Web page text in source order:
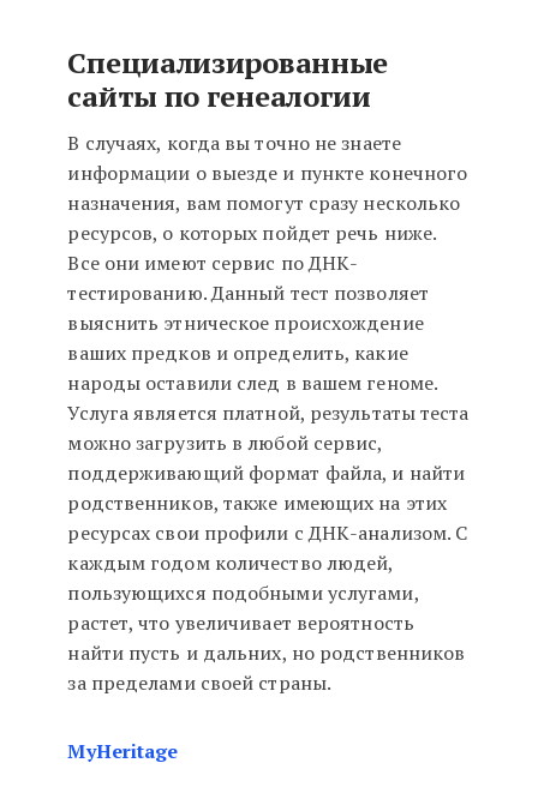
Специализированные
сайты по генеалогии
В случаях, когда вы точно не знаете
информации о выезде и пункте конечного
назначения, вам помогут сразу несколько
ресурсов, о которых пойдет речь ниже.
Все они имеют сервис по ДНК-
тестированию. Данный тест позволяет
выяснить этническое происхождение
ваших предков и определить, какие
народы оставили след в вашем геноме.
Услуга является платной, результаты теста
можно загрузить в любой сервис,
поддерживающий формат файла, и найти
родственников, также имеющих на этих
ресурсах свои профили с ДНК-анализом. С
каждым годом количество людей,
пользующихся подобными услугами,
растет, что увеличивает вероятность
найти пусть и дальних, но родственников
за пределами своей страны.
MyHeritage